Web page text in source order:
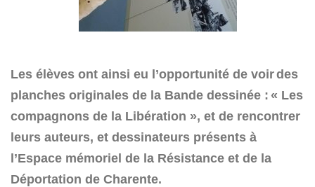
Les élèves ont ainsi eu l’opportunité de voirdes
planches originales de la Bande dessinée : « Les
compagnons de la Libération », et de rencontrer
leurs auteurs, et dessinateurs présents à
l’Espace mémoriel de la Résistance et de la
Déportation de Charente.